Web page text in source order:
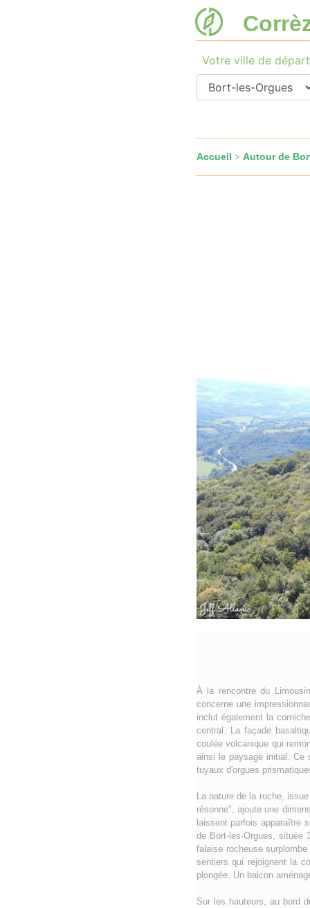
Votre ville de départ
Accueil > Autour de
À la rencontre du
concerne une
inclut également la
central. La façade
coulée volcanique qui
ainsi le paysage initial. Ce
tuyaux d'orgues
La nature de la roche,
résonne", ajoute une
laissent parfois apparaître
de Bort-les-Orgues, située
falaise rocheuse
sentiers qui rejoignent la
plongée. Un balcon
Sur les hauteurs, au bord